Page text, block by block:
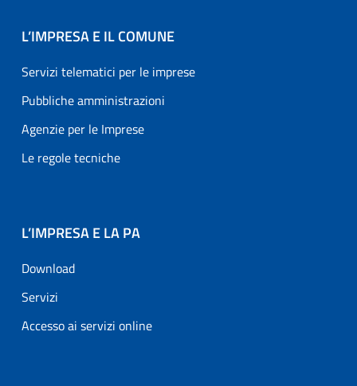
L’IMPRESA E IL COMUNE
Servizi telematici per le imprese
Pubbliche amministrazioni
Agenzie per le Imprese
Le regole tecniche
L’IMPRESA E LA PA
Download
Servizi
Accesso ai servizi online